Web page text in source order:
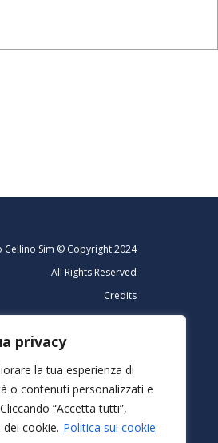
privacy
la tua esperienza di
o contenuti personalizzati e
“Accetta tutti”,
cookie. Politica sui cookie
Cellino Sim © Copyright 2024
All Rights Reserved
Credits
TRASPARENZA